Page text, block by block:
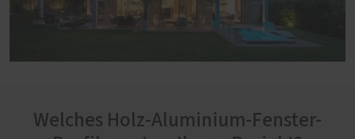
Welches Holz-Aluminium-Fenster-